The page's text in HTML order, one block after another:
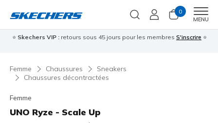
0
MENU
⭐ Skechers VIP :retours sous 45 jours pour les membres S'inscrire ⭐
Femme Chaussures
Sneakers
Chaussures décontractées
Femme
UNO Ryze - Scale Up